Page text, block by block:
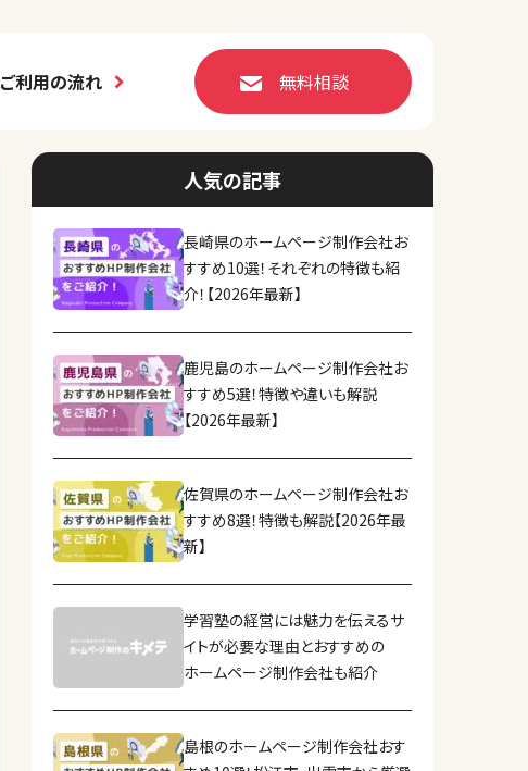
ご利用の流れ 無料相談
人気の記事
長崎県のホームページ制作会社お
すすめ10選！それぞれの特徴も紹
介！【2026年最新】
鹿児島のホームページ制作会社お
すすめ5選！特徴や違いも解説
【2026年最新】
佐賀県のホームページ制作会社お
すすめ8選！特徴も解説【2026年最
新】
学習塾の経営には魅力を伝えるサ
イトが必要な理由とおすすめの
ホームページ制作会社も紹介
島根のホームページ制作会社おす